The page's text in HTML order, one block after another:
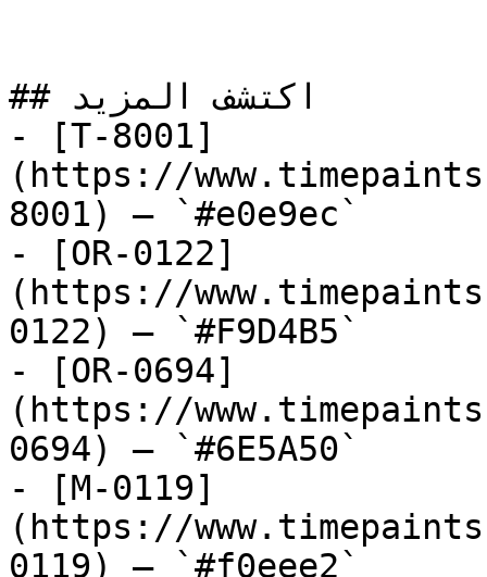
## اكتشف المزيد
- [T-8001]
(https://
8001) — `#e0e9ec`
- [OR-0122]
(https://
0122) — `#F9D4B5`
- [OR-0694]
(https://
0694) — `#6E5A50`
- [M-0119]
(https://
0119) — `#f0eee2`